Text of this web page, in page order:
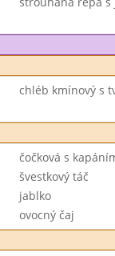
chléb kmínový s
čočková s
švestkový táč
jablko
ovocný čaj